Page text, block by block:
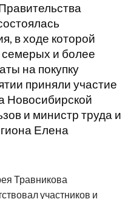
в ходе которой
и более
на покупку
приняли участие
Новосибирской
и министр труда и
Елена
Травникова
участников и